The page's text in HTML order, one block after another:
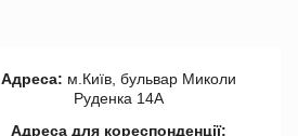
Адреса: м.Київ, бульвар Миколи
Руденка 14А
Адреса для кореспонденції: